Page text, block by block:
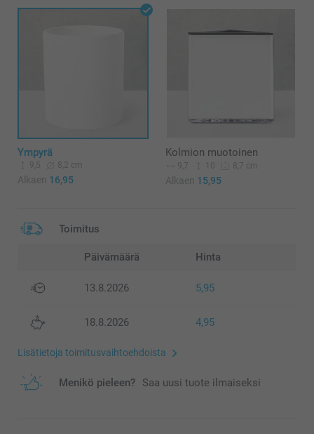
Ympyrä
9,5 8,2 cm
Alkaen 16,95
Kolmion muotoinen
9,7 10 8,7 cm
Alkaen 15,95
Toimitus
Päivämäärä Hinta
13.8.2026 5,95
18.8.2026 4,95
Lisätietoja toimitusvaihtoehdoista
Menikö pieleen? Saa uusi tuote ilmaiseksi